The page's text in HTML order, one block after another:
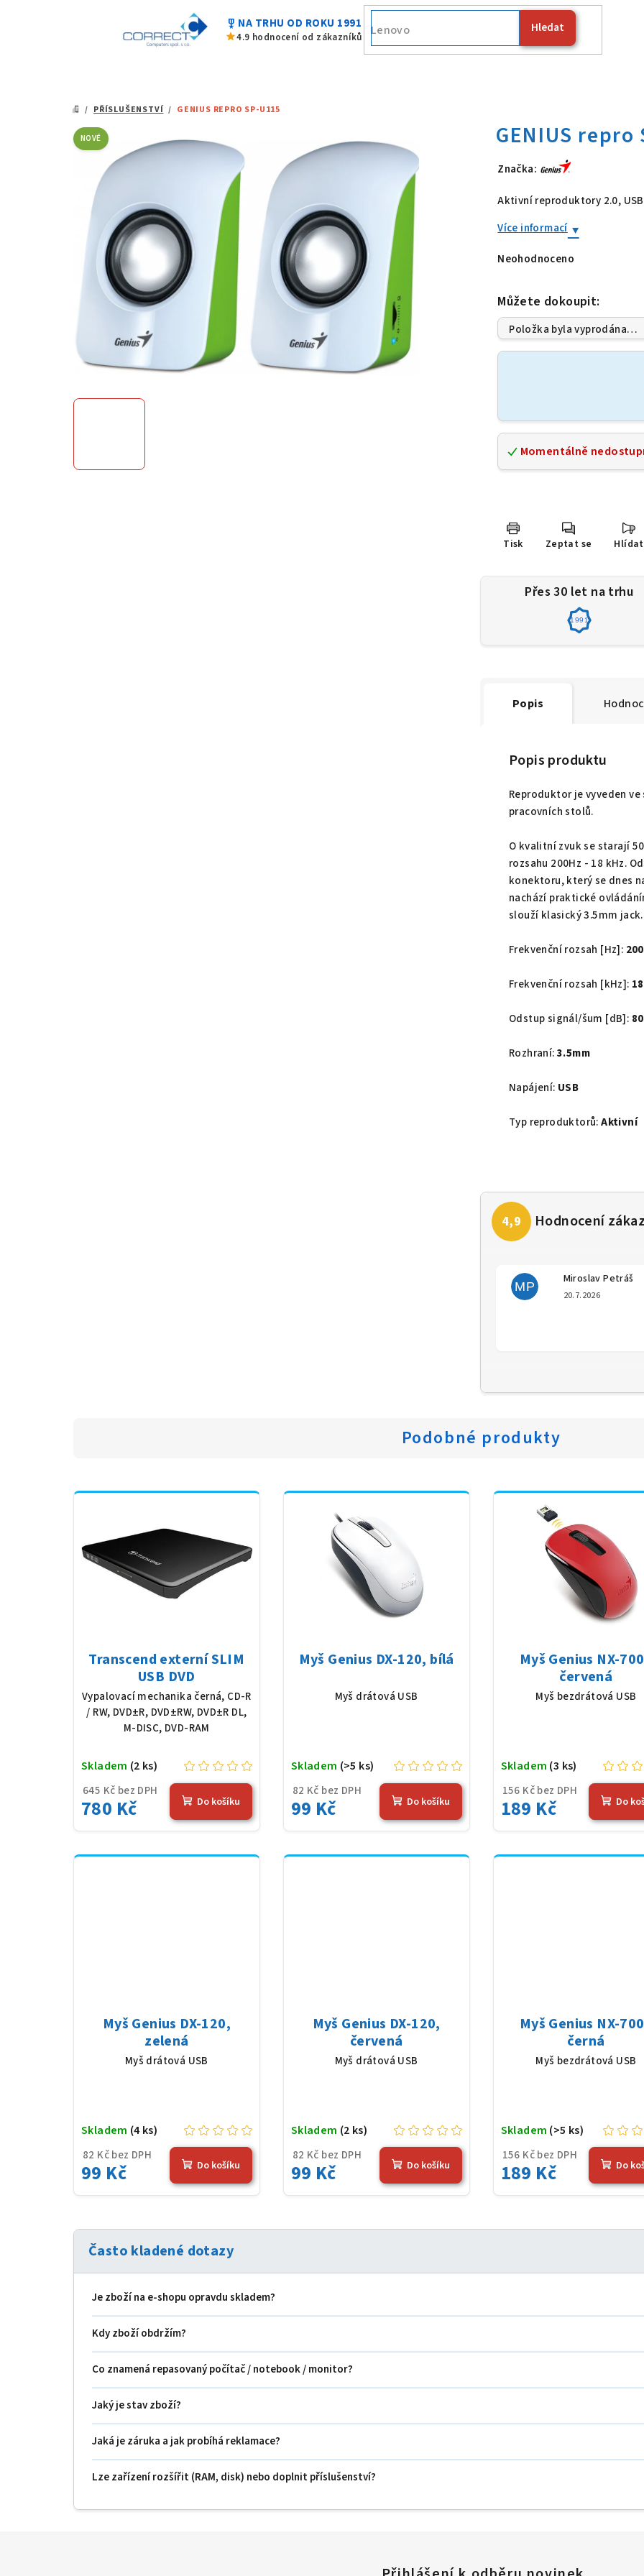
military_tech NA TRHU OD ROKU 1991
star4.9 hodnocení od zákazníků
Hledat
Fujitsu
DOMŮ
/ PŘÍSLUŠENSTVÍ / GENIUS REPRO SP-U115
Značka:
GENIUS
Aktivní reproduktory 2.0,
Více informací
Průměrné
je
0,0
z
hvězdiček.
Neohodnoceno
Můžete dokoupit:
Položka byla vyprodána…
Momentálně
Tisk Zeptat se Hlídat
NOVÉ
Přes 30 let na trhu
1991
Popis
Popis produktu
Reproduktor je vyveden
pracovních stolů.
O kvalitní zvuk se starají
rozsahu 200Hz - 18 kHz.
konektoru, který se dnes
nachází praktické
slouží klasický 3.5mm jack.
Frekvenční rozsah [Hz]: 200
Frekvenční rozsah [kHz]: 18
Odstup signál/šum [dB]: 80
Rozhraní:3.5mm
Napájení: USB
Typ reproduktorů: Aktivní
MP
Miroslav Petráš
20.7.2026
Podobné produkty
Transcend externí SLIM
USB DVD
Vypalovací mechanika černá, CD-R
/ RW, DVD±R, DVD±RW, DVD±R DL,
M-DISC, DVD-RAM
645 Kč bez DPH
780 Kč
Skladem (2 ks)
Do košíku
Myš Genius DX-120, bílá
Myš drátová USB
82 Kč bez DPH
99 Kč
Skladem (>5 ks)
Do košíku
Myš Genius NX-7005
červená
Myš bezdrátová USB
156 Kč bez DPH
189 Kč
Skladem (3 ks)
Do
Myš Genius DX-120,
zelená
Myš drátová USB
82 Kč bez DPH
99 Kč
Skladem (4 ks)
Do košíku
Myš Genius DX-120,
červená
Myš drátová USB
82 Kč bez DPH
99 Kč
Skladem (2 ks)
Do košíku
Myš Genius NX-7005
černá
Myš bezdrátová USB
156 Kč bez DPH
189 Kč
Skladem (>5 ks)
Do
Často kladené dotazy
Je zboží na e‑shopu opravdu skladem?
Kdy zboží obdržím?
Co znamená repasovaný počítač / notebook / monitor?
Jaký je stav zboží?
Jaká je záruka a jak probíhá reklamace?
Lze zařízení rozšířit (RAM, disk) nebo doplnit příslušenství?